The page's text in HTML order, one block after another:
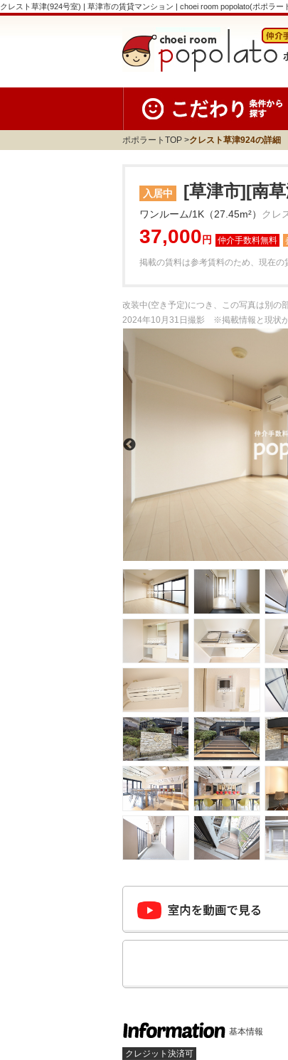
クレスト草津(924号室) | 草津市の賃貸マンション | choei room popolato(ポポラー
ポポラートTOP クレスト草津924の詳細
入居中 [草津市][南
ワンルーム/1K（27.45m²） クレ
37,000 円
掲載の賃料は参考賃料のため、現在の
改装中(空き予定)につき、この写真は別の
2024年10月31日撮影 ※掲載情報と現状が
基本情報
クレジット決済可